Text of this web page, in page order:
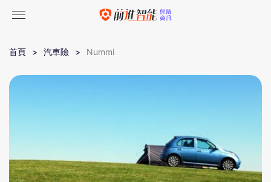
首頁 汽車險 Nummi